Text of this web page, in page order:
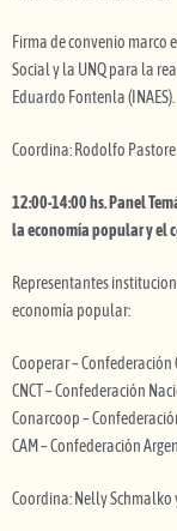
Firma de convenio marco
Social y la UNQ para la
Eduardo Fontenla (INAES).
Coordina: Rodolfo Pastore
12:00-14:00 hs. Panel
la economía popular y el
Representantes
economía popular:
Cooperar –
CNCT – Confederación
Conarcoop –
CAM – Confederación
Coordina: Nelly Schmalko